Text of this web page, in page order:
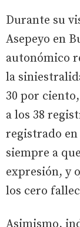
Durante su
Asepeyo en
autonómico
la
30 por
a los 38
registrado en
siempre a
expresión, y
los cero